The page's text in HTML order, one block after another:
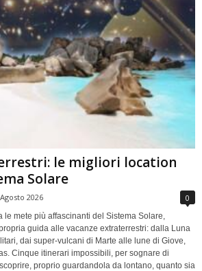
le migliori location
Solare
2026 0
mete più affascinanti del Sistema Solare,
guida alle vacanze extraterrestri: dalla Luna
dai super-vulcani di Marte alle lune di Giove,
Cinque itinerari impossibili, per sognare di
proprio guardandola da lontano, quanto sia